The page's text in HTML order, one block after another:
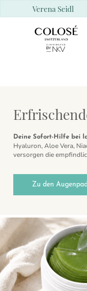
Verena Seidl
Deine Sofort-Hilfe bei
Hyaluron, Aloe Vera,
versorgen die
Zu den